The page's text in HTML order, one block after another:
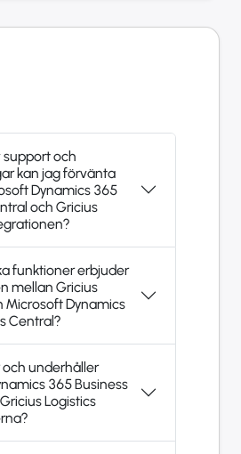
support och
kan jag förvänta
Dynamics 365
och Gricius
funktioner erbjuder
mellan Gricius
Microsoft Dynamics
Central?
underhåller
365 Business
Logistics